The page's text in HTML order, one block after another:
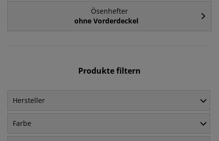
Ösenhefter
ohne Vorderdeckel
Produkte filtern
Hersteller
Farbe